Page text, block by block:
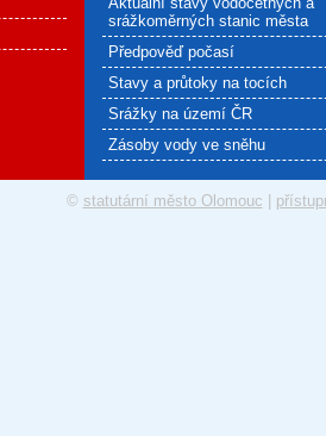
srážkoměrných stanic města
Předpověď počasí
Stavy a průtoky na tocích
Srážky na území ČR
Zásoby vody ve sněhu
© statutární město Olomouc